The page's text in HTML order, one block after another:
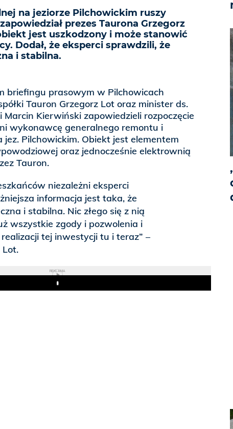
na jeziorze Pilchowickim ruszy
prezes Taurona Grzegorz
jest uszkodzony i może stanowić
Dodał, że eksperci sprawdzili, że
i stabilna.
briefingu prasowym w Pilchowicach
Tauron Grzegorz Lot oraz minister ds.
Kierwiński zapowiedzieli rozpoczęcie
wykonawcę generalnego remontu i
Pilchowickim. Obiekt jest elementem
oraz jednocześnie elektrownią
Tauron.
niezależni eksperci
informacja jest taka, że
i stabilna. Nic złego się z nią
wszystkie zgody i pozwolenia i
tej inwestycji tu i teraz” –
Lot.
REKLAMA
Play